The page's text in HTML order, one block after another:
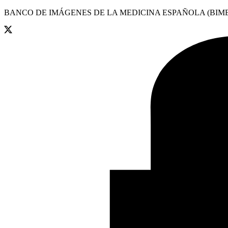
BANCO DE IMÁGENES DE LA MEDICINA ESPAÑOLA